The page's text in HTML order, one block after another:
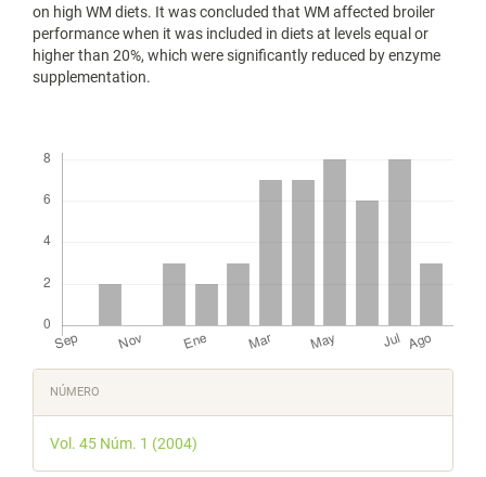
on high WM diets. It was concluded that WM affected broiler
performance when it was included in diets at levels equal or
higher than 20%, which were significantly reduced by enzyme
supplementation.
Detalles
del
artículo
NÚMERO
Vol. 45 Núm. 1 (2004)